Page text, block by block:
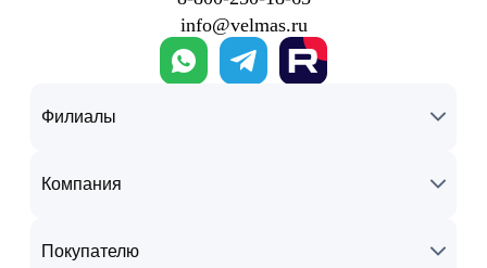
Оформление заявки
Чтобы заказать поверку механических и геометрических
инструментов, обратитесь в лабораторию «Велмас». Специалисты
применяемых средств контроля.
info@velmas.ru
Филиалы
Компания
Покупателю